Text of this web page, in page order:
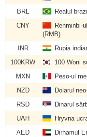
BRL
Realul
CNY
Renminbi-
(RMB)
INR Rupia
100KRW
100 Woni
MXN
Peso-ul
NZD
Dolarul
RSD
Dinarul
UAH
Hryvna
AED
Dirhamul